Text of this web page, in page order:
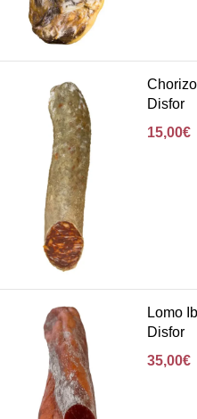
Disfor
15,00€
Lomo
Disfor
35,00€